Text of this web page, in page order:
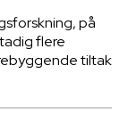
på
flere
tiltak